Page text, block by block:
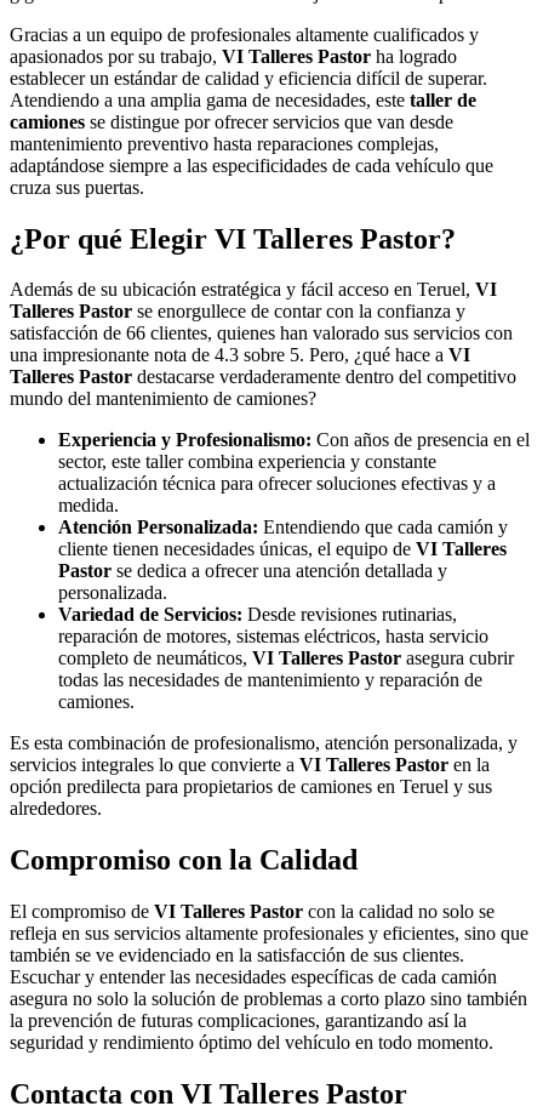
Gracias a un equipo de profesionales altamente cualificados y
apasionados por su trabajo, VI Talleres Pastor ha logrado
establecer un estándar de calidad y eficiencia difícil de superar.
Atendiendo a una amplia gama de necesidades, este taller de
camiones se distingue por ofrecer servicios que van desde
mantenimiento preventivo hasta reparaciones complejas,
adaptándose siempre a las especificidades de cada vehículo que
cruza sus puertas.
¿Por qué Elegir VI Talleres Pastor?
Además de su ubicación estratégica y fácil acceso en Teruel, VI
Talleres Pastor se enorgullece de contar con la confianza y
satisfacción de 66 clientes, quienes han valorado sus servicios con
una impresionante nota de 4.3 sobre 5. Pero, ¿qué hace a VI
Talleres Pastor destacarse verdaderamente dentro del competitivo
mundo del mantenimiento de camiones?
Experiencia y Profesionalismo: Con años de presencia en el
sector, este taller combina experiencia y constante
actualización técnica para ofrecer soluciones efectivas y a
medida.
Atención Personalizada: Entendiendo que cada camión y
cliente tienen necesidades únicas, el equipo de VI Talleres
Pastor se dedica a ofrecer una atención detallada y
personalizada.
Variedad de Servicios: Desde revisiones rutinarias,
reparación de motores, sistemas eléctricos, hasta servicio
completo de neumáticos, VI Talleres Pastor asegura cubrir
todas las necesidades de mantenimiento y reparación de
camiones.
Es esta combinación de profesionalismo, atención personalizada, y
servicios integrales lo que convierte a VI Talleres Pastor en la
opción predilecta para propietarios de camiones en Teruel y sus
alrededores.
Compromiso con la Calidad
El compromiso de VI Talleres Pastor con la calidad no solo se
refleja en sus servicios altamente profesionales y eficientes, sino que
también se ve evidenciado en la satisfacción de sus clientes.
Escuchar y entender las necesidades específicas de cada camión
asegura no solo la solución de problemas a corto plazo sino también
la prevención de futuras complicaciones, garantizando así la
seguridad y rendimiento óptimo del vehículo en todo momento.
Contacta con VI Talleres Pastor